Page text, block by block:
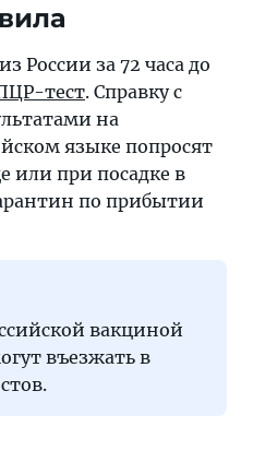
России за 72 часа до
тест. Справку с
на
языке попросят
или при посадке в
по прибытии
вакциной
въезжать в